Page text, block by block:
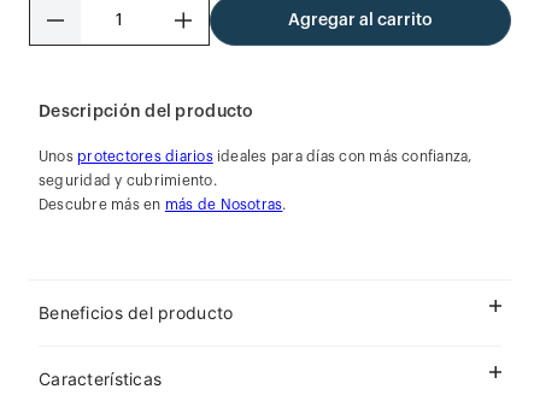
＋
－ Agregar al carrito
Descripción del producto
Unos protectores diariosideales para días con más confianza,
seguridad y cubrimiento.
Descubre más en más de Nosotras.
Beneficios del producto
Características